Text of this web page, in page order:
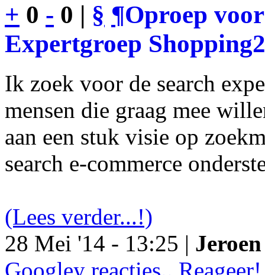
+ 0 - 0 | § ¶Oproep
Expertgroep
Ik zoek voor de search
mensen die graag mee
aan een stuk visie op
search e-commerce
(Lees verder...!)
28 Mei '14 - 13:25 |